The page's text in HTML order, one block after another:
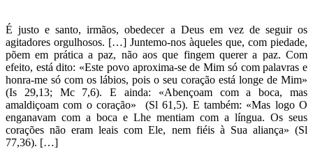
É justo e santo, irmãos, obedecer a Deus em vez de seguir os
agitadores orgulhosos. […] Juntemo-nos àqueles que, com piedade,
põem em prática a paz, não aos que fingem querer a paz. Com
efeito, está dito: «Este povo aproxima-se de Mim só com palavras e
honra-me só com os lábios, pois o seu coração está longe de Mim»
(Is 29,13; Mc 7,6). E ainda: «Abençoam com a boca, mas
amaldiçoam com o coração» (Sl 61,5). E também: «Mas logo O
enganavam com a boca e Lhe mentiam com a língua. Os seus
corações não eram leais com Ele, nem fiéis à Sua aliança» (Sl
77,36). […]